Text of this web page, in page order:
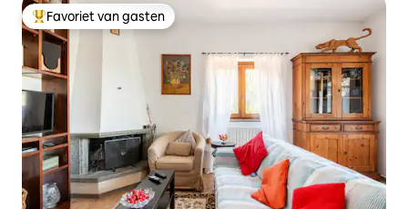
Topfavoriet van gasten
Favoriet van gasten